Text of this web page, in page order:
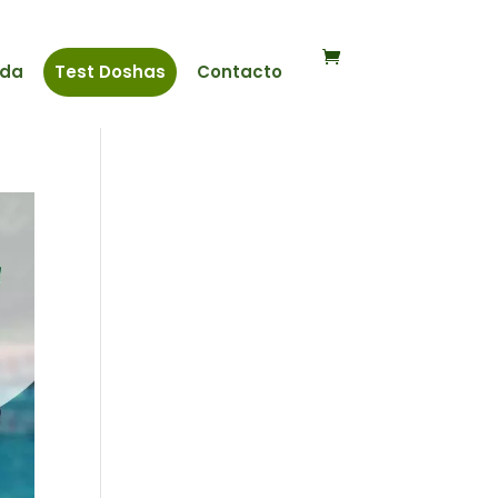
Test Doshas Contacto